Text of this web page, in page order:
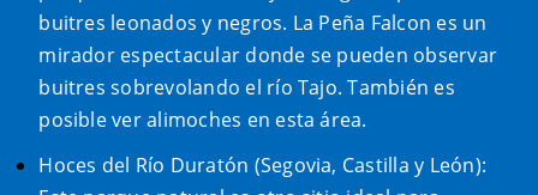
buitres leonados y negros. La Peña Falcon es un
mirador espectacular donde se pueden observar
buitres sobrevolando el río Tajo. También es
posible ver alimoches en esta área.
Hoces del Río Duratón (Segovia, Castilla y León):